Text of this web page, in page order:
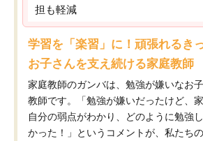
担も軽減
学習を「楽習」に！頑張れるき
お子さんを支え続ける家庭教師
家庭教師のガンバは、勉強が嫌いなお
教師です。「勉強が嫌いだったけど、
自分の弱点がわかり、どのように勉強
かった！」というコメントが、私たち